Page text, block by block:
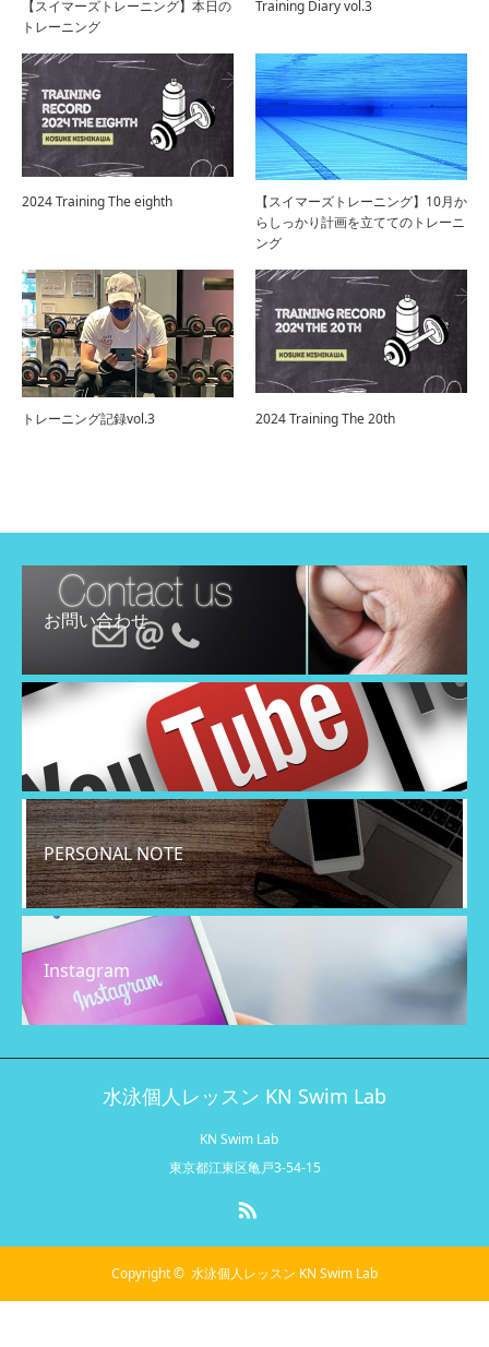
【スイマーズトレーニング】本日の
トレーニング
Training Diary vol.3
2024 Training The eighth
【スイマーズトレーニング】10月か
らしっかり計画を立ててのトレーニ
ング
トレーニング記録vol.3 2024 Training The 20th
お問い合わせ
PERSONAL NOTE
Instagram
水泳個人レッスン KN Swim Lab
KN Swim Lab
東京都江東区亀戸3-54-15
Copyright © 水泳個人レッスン KN Swim Lab